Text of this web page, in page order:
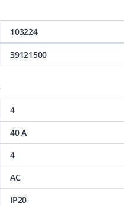
103224
39121500
4
40 A
4
AC
IP20